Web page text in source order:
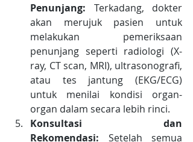
Penunjang: Terkadang, dokter
akan merujuk pasien untuk
melakukan pemeriksaan
penunjang seperti radiologi (X-
ray, CT scan, MRI), ultrasonografi,
atau tes jantung (EKG/ECG)
untuk menilai kondisi organ-
organ dalam secara lebih rinci.
Konsultasi dan
Rekomendasi: Setelah semua